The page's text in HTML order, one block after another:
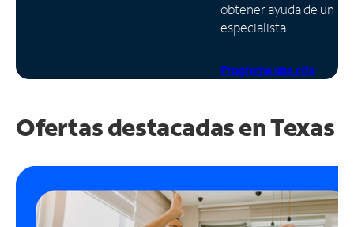
obtener ayuda de un
especialista.
Programa una cita
Ofertas destacadas enTexas